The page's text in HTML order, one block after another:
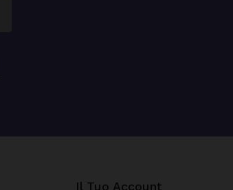
Il Tuo Account